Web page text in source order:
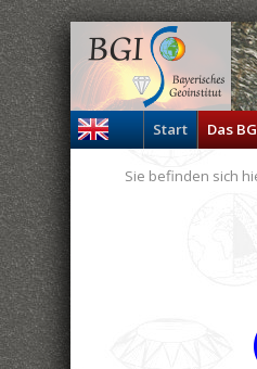
Start Das
Sie befinden sich